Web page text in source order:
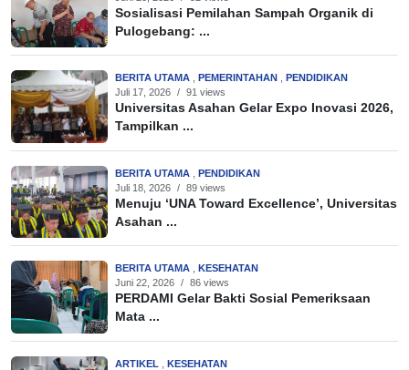
Sosialisasi Pemilahan Sampah Organik di
Pulogebang: ...
BERITA UTAMA PEMERINTAHAN
PENDIDIKAN
Juli 17, 2026 / 91 views
Universitas Asahan Gelar Expo Inovasi 2026,
Tampilkan ...
BERITA UTAMA
PENDIDIKAN
Juli 18, 2026 / 89 views
Menuju ‘UNA Toward Excellence’, Universitas
Asahan ...
BERITA UTAMA
KESEHATAN
Juni 22, 2026 / 86 views
PERDAMI Gelar Bakti Sosial Pemeriksaan
Mata ...
ARTIKEL
KESEHATAN